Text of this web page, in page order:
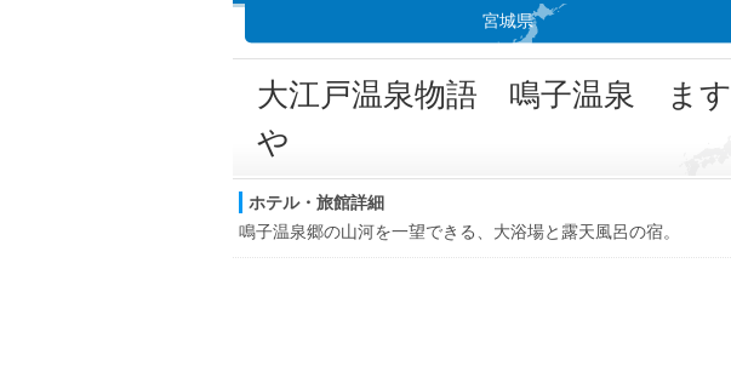
宮城県
大江戸温泉物語 鳴子温泉 ます
や
ホテル・旅館詳細
鳴子温泉郷の山河を一望できる、大浴場と露天風呂の宿。